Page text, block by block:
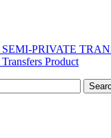
SEMI-PRIVATE
Transfers Product